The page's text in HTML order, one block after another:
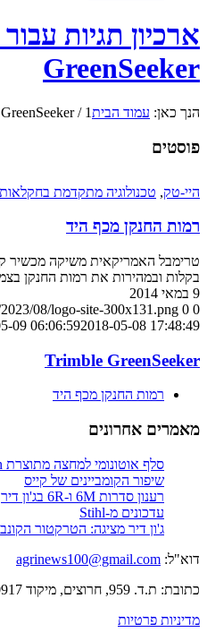
GreenSeeker
הנך כאן: עמוד הבית1
/
פוסטים
היי-טק, טכנולוגיה מתקדמת בחקלאות
רמות החנקן מכף היד
טרימבל האמריקאית משיקה מכשיר
בקלות ובמהירות את רמות החנקן
9 במאי 2014
0
0
08/logo-site-300x131.png
09 06:06:592018-05-08 17:48:49
Trimble GreenSeeker
רמות החנקן מכף היד
מאמרים אחרונים
סלף אוטונומי למחצה מתוצרת Kuhn
שיפור הקומביינים של קייס
רענון סדרות 6M ו-6R בג'ון דיר
עדכונים מ-Stihl
ג'ון דיר מציגה: הטרקטור
דוא"ל: agrinews100@gmail.com
כתובת: ת.ד. 959, חרוצים, מיקוד 60917
מדיניות פרטיות